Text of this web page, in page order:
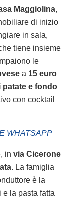
Maggiolina,
di inizio
in sala,
tiene insieme
le
a 15 euro
patate e fondo
con cocktail
WHATSAPP
, in via Cicerone
. La famiglia
è la
e la pasta fatta